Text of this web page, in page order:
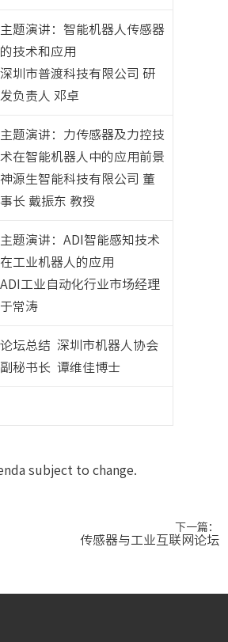
主题演讲：智能机器人传感器
的技术和应用
深圳市普渡科技有限公司 研
发负责人 邓卓
主题演讲：力传感器及力控技
术在智能机器人中的应用前景
神源生智能科技有限公司 董
事长 戴振东 教授
主题演讲：ADI智能感知技术
在工业机器人的应用
ADI工业自动化行业市场经理
于常涛
论坛总结 深圳市机器人协会
副秘书长 谭维佳博士
subject to change.
下一篇：
传感器与工业互联网论坛